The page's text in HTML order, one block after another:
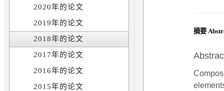
2020年的论文
2019年的论文
2018年的论文
2017年的论文
2016年的论文
2015年的论文
摘要